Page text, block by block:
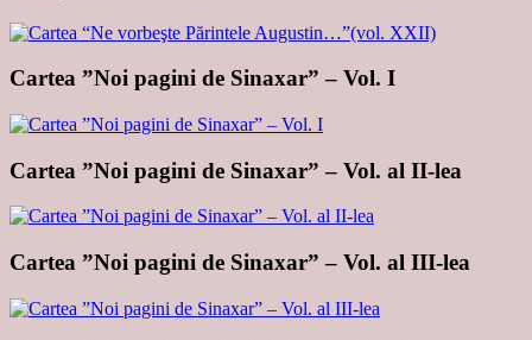
Cartea ”Noi pagini de Sinaxar” – Vol. I
Cartea ”Noi pagini de Sinaxar” – Vol. al II-lea
Cartea ”Noi pagini de Sinaxar” – Vol. al III-lea